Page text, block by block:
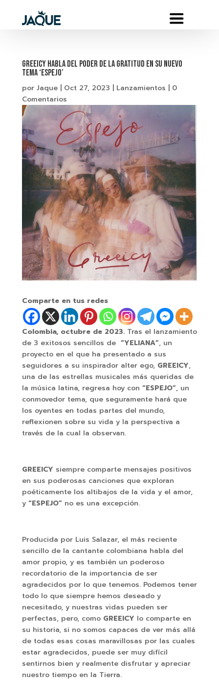
GREEICY habla del poder de la gratitud en su nuevo
tema ‘ESPEJO’
por Jaque| Oct 27, 2023 Lanzamientos
0
Comentarios
Comparte en tus redes
Colombia, octubre de 2023.Tras el lanzamiento
de 3 exitosos sencillos de “YELIANA”, un
proyecto en el que ha presentado a sus
seguidores a su inspirador alter ego, GREEICY,
una de las estrellas musicales más queridas de
la música latina, regresa hoy con “ESPEJO”, un
conmovedor tema, que seguramente hará que
los oyentes en todas partes del mundo,
reflexionen sobre su vida y la perspectiva a
través de la cual la observan.
GREEICY siempre comparte mensajes positivos
en sus poderosas canciones que exploran
poéticamente los altibajos de la vida y el amor,
y “ESPEJO”no es una excepción.
Producida por Luis Salazar, el más reciente
sencillo de la cantante colombiana habla del
amor propio, y es también un poderoso
recordatorio de la importancia de ser
agradecidos por lo que tenemos. Podemos tener
todo lo que siempre hemos deseado y
necesitado, y nuestras vidas pueden ser
perfectas, pero, como GREEICY lo comparte en
su historia, si no somos capaces de ver más allá
de todas esas cosas maravillosas por las cuales
estar agradecidos, puede ser muy difícil
sentirnos bien y realmente disfrutar y apreciar
nuestro tiempo en la Tierra.